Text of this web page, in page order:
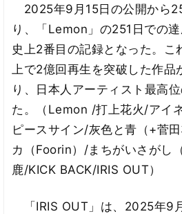
2025年9月15日の公開から
り、「Lemon」の251日での
史上2番目の記録となった。こ
上で2億回再生を突破した作品
り、日本人アーティスト最高
た。（Lemon /打上花火/アイ
ピースサイン/灰色と青（+菅
カ（Foorin）/まちがいさがし
鹿/KICK BACK/IRIS OUT）
「IRIS OUT」は、2025年9